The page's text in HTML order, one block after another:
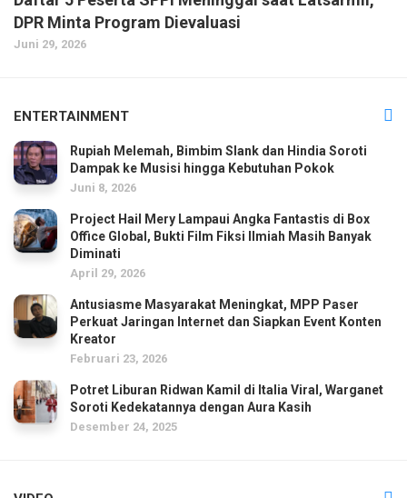
DPR Minta Program Dievaluasi
Juni 29, 2026
ENTERTAINMENT
Rupiah Melemah, Bimbim Slank dan Hindia Soroti
Dampak ke Musisi hingga Kebutuhan Pokok
Juni 8, 2026
Project Hail Mery Lampaui Angka Fantastis di Box
Office Global, Bukti Film Fiksi Ilmiah Masih Banyak
Diminati
April 29, 2026
Antusiasme Masyarakat Meningkat, MPP Paser
Perkuat Jaringan Internet dan Siapkan Event Konten
Kreator
Februari 23, 2026
Potret Liburan Ridwan Kamil di Italia Viral, Warganet
Soroti Kedekatannya dengan Aura Kasih
Desember 24, 2025